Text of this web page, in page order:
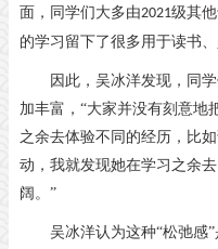
面，同学们大多由2021级其
的学习留下了很多用于读书
因此，吴冰洋发现，同
加丰富， “大家并没有刻意地
之余去体验不同的经历，比
动，我就发现她在学习之余
阔。”
吴冰洋认为这种“松弛感